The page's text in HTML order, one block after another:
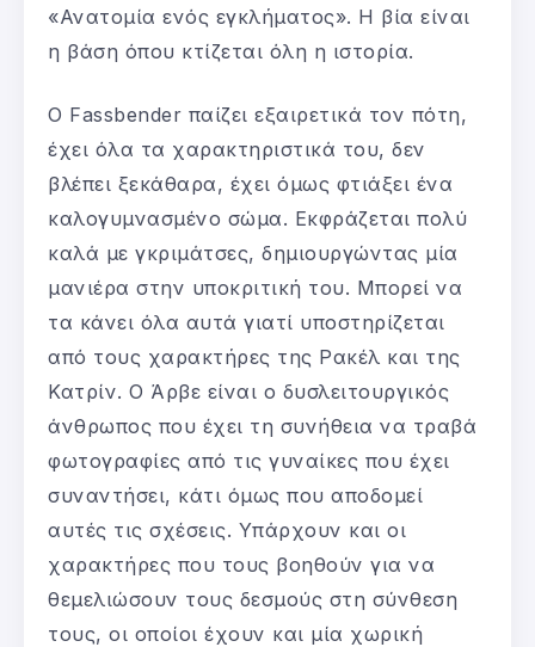
«Ανατομία ενός εγκλήματος». Η βία είναι
η βάση όπου κτίζεται όλη η ιστορία.
Ο Fassbender παίζει εξαιρετικά τον πότη,
έχει όλα τα χαρακτηριστικά του, δεν
βλέπει ξεκάθαρα, έχει όμως φτιάξει ένα
καλογυμνασμένο σώμα. Εκφράζεται πολύ
καλά με γκριμάτσες, δημιουργώντας μία
μανιέρα στην υποκριτική του. Μπορεί να
τα κάνει όλα αυτά γιατί υποστηρίζεται
από τους χαρακτήρες της Ρακέλ και της
Κατρίν. Ο Άρβε είναι ο δυσλειτουργικός
άνθρωπος που έχει τη συνήθεια να τραβά
φωτογραφίες από τις γυναίκες που έχει
συναντήσει, κάτι όμως που αποδομεί
αυτές τις σχέσεις. Υπάρχουν και οι
χαρακτήρες που τους βοηθούν για να
θεμελιώσουν τους δεσμούς στη σύνθεση
τους, οι οποίοι έχουν και μία χωρική